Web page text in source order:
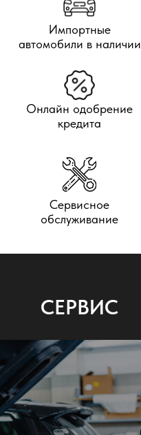
Импортные
автомобили в наличии
Онлайн одобрение
кредита
Сервисное
обслуживание
СЕРВИС